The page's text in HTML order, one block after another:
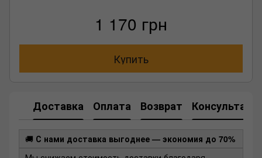
1 170 грн
Купить
Доставка Оплата Возврат
🚚 С нами доставка выгоднее — экономия до 70%